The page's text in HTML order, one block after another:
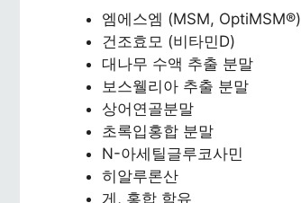
엠에스엠 (MSM, OptiMSM®)
건조효모 (비타민D)
대나무 수액 추출 분말
보스웰리아 추출 분말
상어연골분말
초록입홍합 분말
N-아세틸글루코사민
히알루론산
게, 홍합 함유